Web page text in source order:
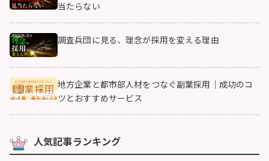
当たらない
調査兵団に見る、理念が採用を変える理由
地方企業と都市部人材をつなぐ副業採用｜成功のコ
ツとおすすめサービス
人気記事ランキング